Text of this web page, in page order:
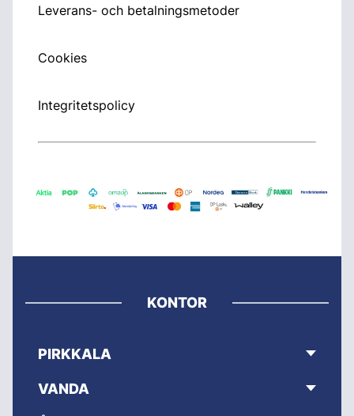
Leverans- och betalningsmetoder
Cookies
Integritetspolicy
KONTOR
PIRKKALA
VANDA